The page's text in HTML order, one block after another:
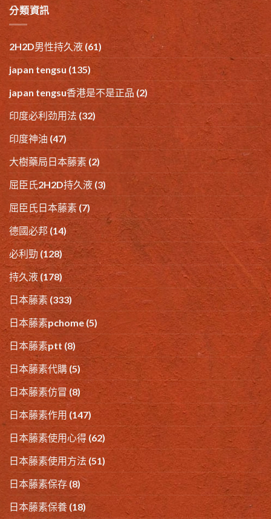
分類資訊
2H2D男性持久液 (61)
japan tengsu (135)
japan tengsu香港是不是正品 (2)
印度必利劲用法 (32)
印度神油 (47)
大樹藥局日本藤素(2)
屈臣氏2H2D持久液 (3)
屈臣氏日本藤素 (7)
德國必邦 (14)
必利勁(128)
持久液(178)
日本藤素 (333)
日本藤素pchome(5)
日本藤素ptt (8)
日本藤素代購(5)
日本藤素仿冒(8)
日本藤素作用 (147)
日本藤素使用心得 (62)
日本藤素使用方法 (51)
日本藤素保存 (8)
日本藤素保養 (18)